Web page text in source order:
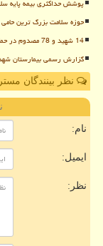
پوشش حداکثری بیمه پایه
حوزه سلامت بزرگ ترین
14 شهید و 78 مصدوم در حملات آمریکا به 5 استان کشور
گزارش رسمی بیمارستان
نظر بینندگان
نام:
ایمیل:
نظر: